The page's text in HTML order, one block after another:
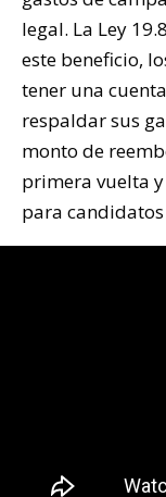
legal. La Ley
este beneficio,
tener una
respaldar sus
monto de
primera vuelta y
para